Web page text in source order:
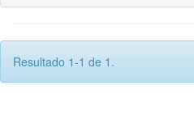
Resultado 1-1 de 1.